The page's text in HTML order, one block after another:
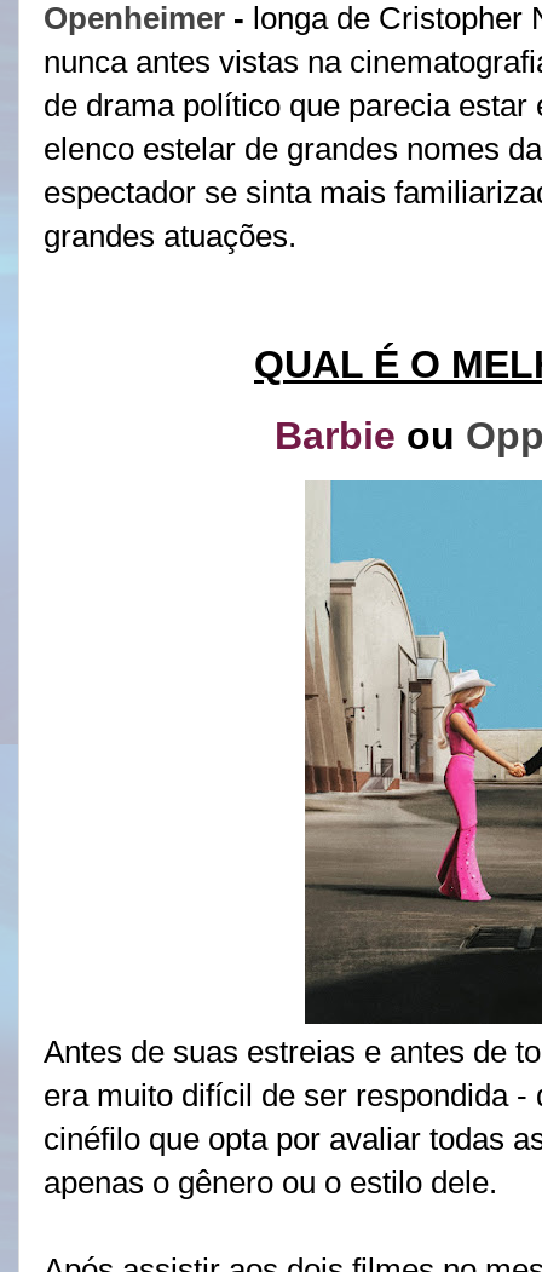
Openheimer - longa de Cristopher
nunca antes vistas na
de drama político que parecia
elenco estelar de grandes nomes
espectador se sinta mais
grandes atuações.
QUAL É O
Barbie ou
Antes de suas estreias e antes de
era muito difícil de ser respondida
cinéfilo que opta por avaliar todas
apenas o gênero ou o estilo dele.